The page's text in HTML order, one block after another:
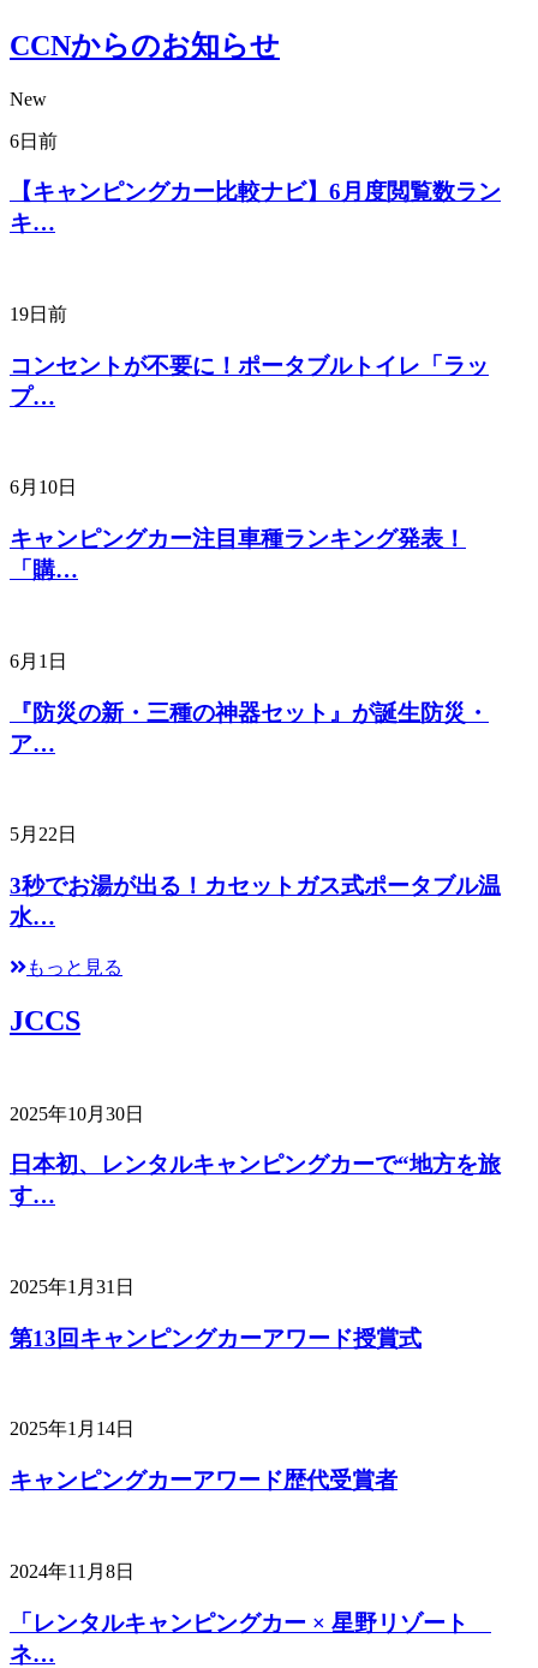
CCNからのお知らせ
New
6日前
【キャンピングカー比較ナビ】6月度閲覧数ラン
キ…
19日前
コンセントが不要に！ポータブルトイレ「ラッ
プ…
6月10日
キャンピングカー注目車種ランキング発表！
「購…
6月1日
『防災の新・三種の神器セット』が誕生防災・
ア…
5月22日
3秒でお湯が出る！カセットガス式ポータブル温
水…
もっと見る
JCCS
2025年10月30日
日本初、レンタルキャンピングカーで“地方を旅
す…
2025年1月31日
第13回キャンピングカーアワード授賞式
2025年1月14日
キャンピングカーアワード歴代受賞者
2024年11月8日
「レンタルキャンピングカー × 星野リゾート
ネ…